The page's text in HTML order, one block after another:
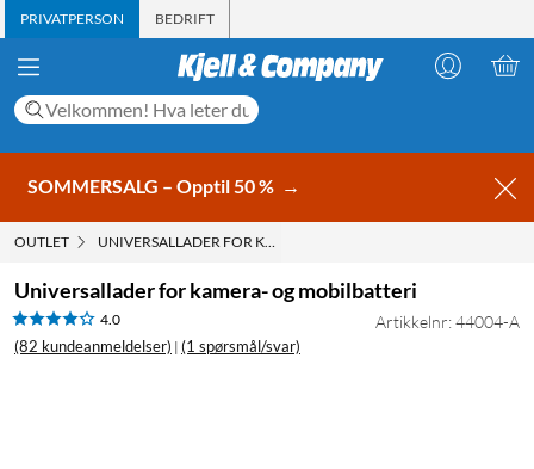
PRIVATPERSON BEDRIFT
SOMMERSALG – Opptil 50 % →
OUTLET UNIVERSALLADER FOR KAMERA- OG MOBILBATTERI
Universallader for kamera- og mobilbatteri
4.0
(82 kundeanmeldelser) | (1 spørsmål/svar)
Artikkelnr: 44004-A